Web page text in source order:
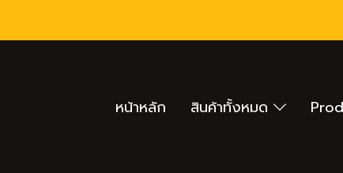
หน้าหลัก สินค้าทั้งหมด